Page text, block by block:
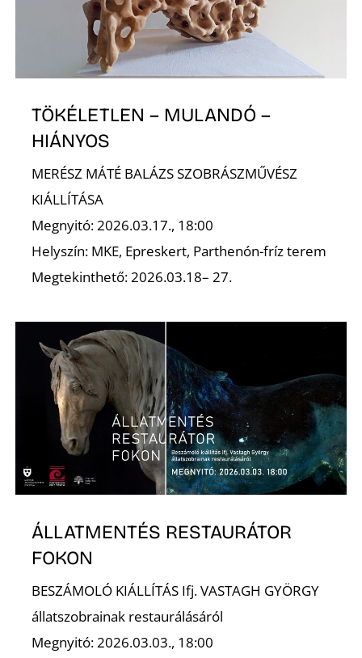
TÖKÉLETLEN – MULANDÓ –
HIÁNYOS
MERÉSZ MÁTÉ BALÁZS SZOBRÁSZMŰVÉSZ
KIÁLLÍTÁSA
Megnyitó: 2026.03.17., 18:00
Helyszín: MKE, Epreskert, Parthenón-fríz terem
Megtekinthető: 2026.03.18– 27.
ÁLLATMENTÉS RESTAURÁTOR
FOKON
BESZÁMOLÓ KIÁLLÍTÁS Ifj. VASTAGH GYÖRGY
állatszobrainak restaurálásáról
Megnyitó: 2026.03.03., 18:00